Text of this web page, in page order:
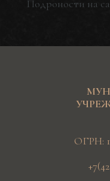
Подроности на
ОГРН: